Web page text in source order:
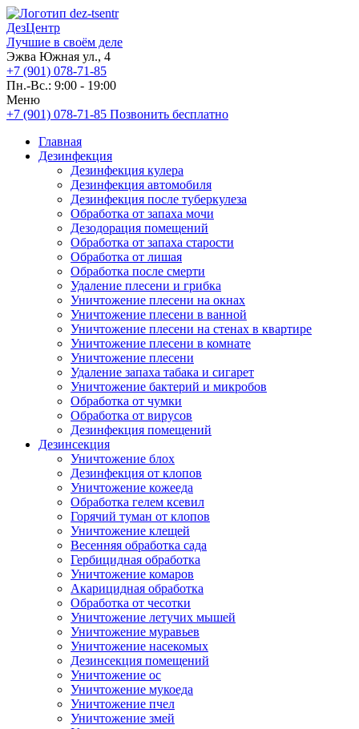
ДезЦентр
Лучшие в своём деле
Эжва Южная ул., 4
+7 (901) 078-71-85
Пн.-Вс.: 9:00 - 19:00
Меню
+7 (901) 078-71-85 Позвонить бесплатно
Главная
Дезинфекция
Дезинфекция кулера
Дезинфекция автомобиля
Дезинфекция после туберкулеза
Обработка от запаха мочи
Дезодорация помещений
Обработка от запаха старости
Обработка от лишая
Обработка после смерти
Удаление плесени и грибка
Уничтожение плесени на окнах
Уничтожение плесени в ванной
Уничтожение плесени на стенах в квартире
Уничтожение плесени в комнате
Уничтожение плесени
Удаление запаха табака и сигарет
Уничтожение бактерий и микробов
Обработка от чумки
Обработка от вирусов
Дезинфекция помещений
Дезинсекция
Уничтожение блох
Дезинфекция от клопов
Уничтожение кожееда
Обработка гелем ксевил
Горячий туман от клопов
Уничтожение клещей
Весенняя обработка сада
Гербицидная обработка
Уничтожение комаров
Акарицидная обработка
Обработка от чесотки
Уничтожение летучих мышей
Уничтожение муравьев
Уничтожение насекомых
Дезинсекция помещений
Уничтожение ос
Уничтожение мукоеда
Уничтожение пчел
Уничтожение змей